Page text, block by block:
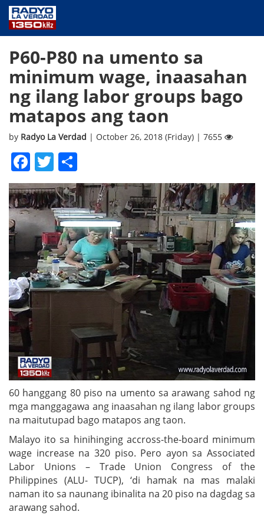
PUBLIC SERVICE
ANNOUNCEMENTS
PROGRAMS
ABOUT
CONTACT US
P60-P80 na umento sa
minimum wage, inaasahan
ng ilang labor groups bago
matapos ang taon
by Radyo La Verdad | October 26, 2018 (Friday) | 7655
Facebook
Twitter
60 hanggang 80 piso na umento sa arawang sahod ng
mga manggagawa ang inaasahan ng ilang labor groups
na maitutupad bago matapos ang taon.
Malayo ito sa hinihinging accross-the-board minimum
wage increase na 320 piso. Pero ayon sa Associated
Labor Unions – Trade Union Congress of the
Philippines (ALU- TUCP), ‘di hamak na mas malaki
naman ito sa naunang ibinalita na 20 piso na dagdag sa
arawang sahod.